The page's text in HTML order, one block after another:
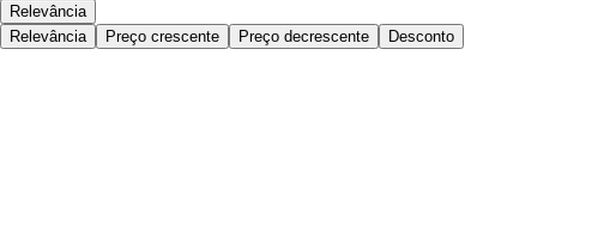
Relevância
Relevância
Preço crescente Preço decrescente Desconto